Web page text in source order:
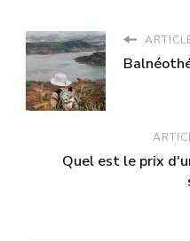
Quel est le prix